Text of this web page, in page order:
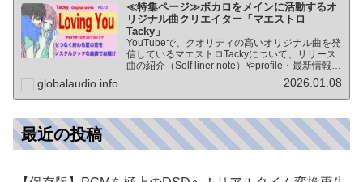
≪特集ページ≫ボカロをメインに活動するオ
リジナル曲クリエイター「マエストロ
Tacky」
YouTubeで、クオリティの高いオリジナル曲を発
信しているマエストロTackyについて、リリース
曲の紹介（Self liner note）やprofile・最新情報な
ど★動画チャンネル登録100人突破記念作品の生
globalaudio.info 2026.01.08
最近の投稿